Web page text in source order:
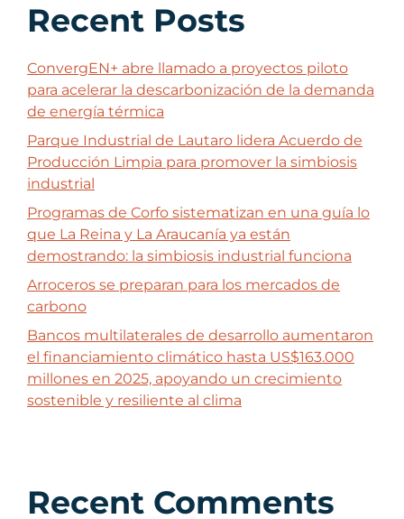
Recent Posts
ConvergEN+ abre llamado a proyectos piloto
para acelerar la descarbonización de la demanda
de energía térmica
Parque Industrial de Lautaro lidera Acuerdo de
Producción Limpia para promover la simbiosis
industrial
Programas de Corfo sistematizan en una guía lo
que La Reina y La Araucanía ya están
demostrando: la simbiosis industrial funciona
Arroceros se preparan para los mercados de
carbono
Bancos multilaterales de desarrollo aumentaron
el financiamiento climático hasta US$163.000
millones en 2025, apoyando un crecimiento
sostenible y resiliente al clima
Recent Comments